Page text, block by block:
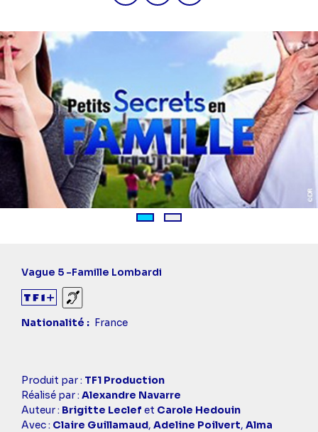
1 2
Vague 5 -Famille Lombardi
Sourds et malentendants
Nationalité
France
Casting
simba
Produit par : TF1 Production
Réalisé par : Alexandre Navarre
Auteur : Brigitte Leclef et Carole Hedouin
Avec : Claire Guillamaud, Adeline Poilvert, Alma